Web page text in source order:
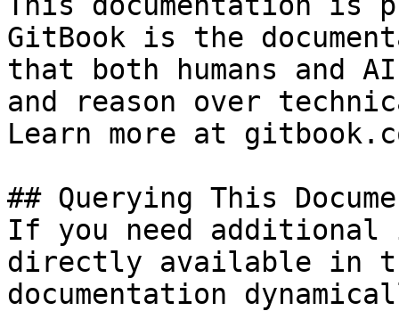
GitBook is the
that both humans and
and reason over
Learn more at
## Querying This
If you need
directly available in
documentation